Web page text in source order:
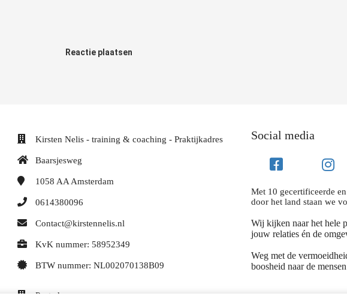
Reactie plaatsen
Kirsten Nelis - training & coaching - Praktijkadres
Baarsjesweg
1058 AA Amsterdam
0614380096
Contact@kirstennelis.nl
KvK nummer: 58952349
BTW nummer: NL002070138B09
Postadres
Social media
Met 10 gecertificeerde
door het land staan we
Wij kijken naar het hele
jouw relaties én de
Weg met de
boosheid naar de